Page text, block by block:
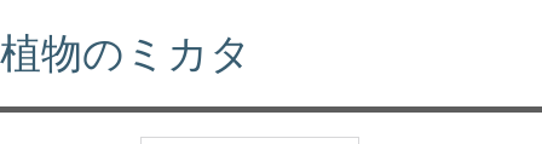
植物のミカタ